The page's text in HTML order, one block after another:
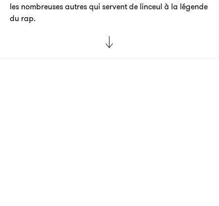
les nombreuses autres qui servent de linceul à la légende
du rap.